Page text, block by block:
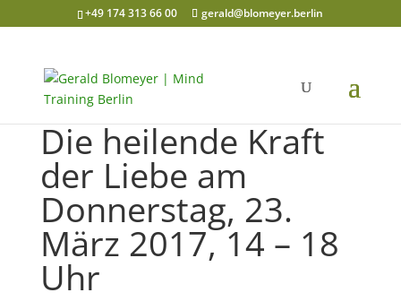
+49 174 313 66 00 gerald@blomeyer.berlin
Die heilende Kraft
der Liebe am
Donnerstag, 23.
März 2017, 14 – 18
Uhr